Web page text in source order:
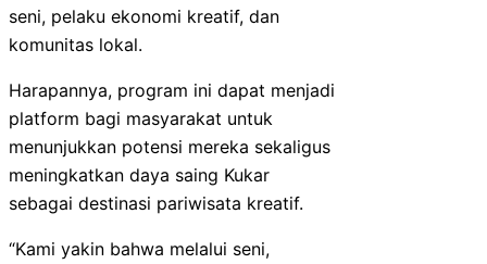
seni, pelaku ekonomi kreatif, dan
komunitas lokal.
Harapannya, program ini dapat menjadi
platform bagi masyarakat untuk
menunjukkan potensi mereka sekaligus
meningkatkan daya saing Kukar
sebagai destinasi pariwisata kreatif.
“Kami yakin bahwa melalui seni,